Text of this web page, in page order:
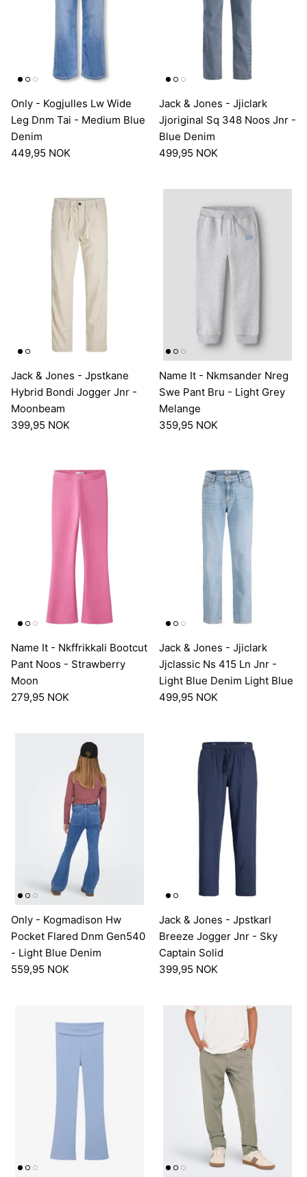
Only - Kogjulles Lw Wide
Leg Dnm Tai - Medium Blue
Denim
449,95 NOK
Jack & Jones - Jjiclark
Jjoriginal Sq 348 Noos Jnr -
Blue Denim
499,95 NOK
Jack & Jones - Jpstkane
Hybrid Bondi Jogger Jnr -
Moonbeam
399,95 NOK
Name It - Nkmsander Nreg
Swe Pant Bru - Light Grey
Melange
359,95 NOK
Name It - Nkffrikkali Bootcut
Pant Noos - Strawberry
Moon
279,95 NOK
Jack & Jones - Jjiclark
Jjclassic Ns 415 Ln Jnr -
Light Blue Denim Light Blue
499,95 NOK
Only - Kogmadison Hw
Pocket Flared Dnm Gen540
- Light Blue Denim
559,95 NOK
Jack & Jones - Jpstkarl
Breeze Jogger Jnr - Sky
Captain Solid
399,95 NOK